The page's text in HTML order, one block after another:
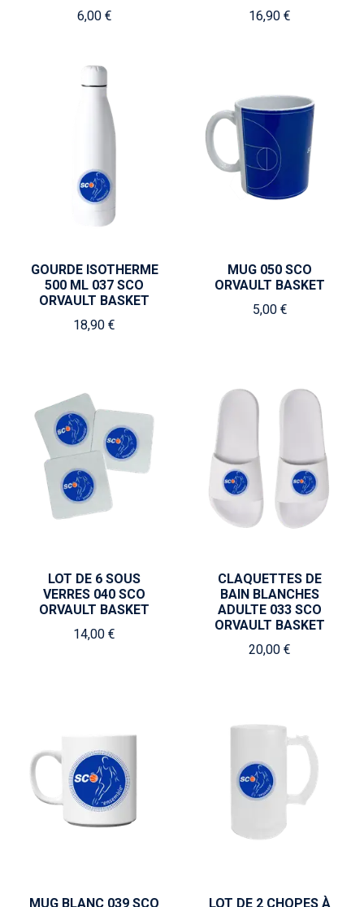
6,00 €
16,90 €
GOURDE ISOTHERME
500 ML 037 SCO
ORVAULT BASKET
18,90 €
MUG 050 SCO
ORVAULT BASKET
5,00 €
LOT DE 6 SOUS
VERRES 040 SCO
ORVAULT BASKET
14,00 €
CLAQUETTES DE
BAIN BLANCHES
ADULTE 033 SCO
ORVAULT BASKET
20,00 €
MUG BLANC 039 SCO LOT DE 2 CHOPES À